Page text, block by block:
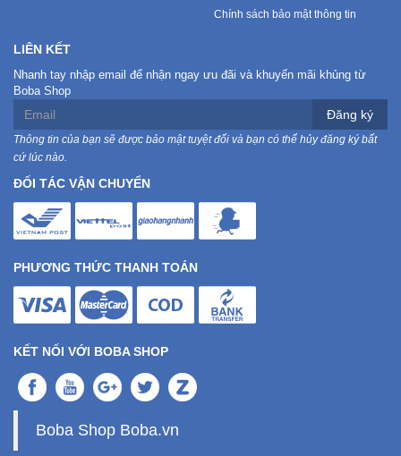
Chính sách bảo mật thông tin
LIÊN KẾT
Nhanh tay nhập email để nhận ngay ưu đãi và khuyến mãi khủng từ
Boba Shop
Đăng ký
Thông tin của bạn sẽ được bảo mật tuyệt đối và bạn có thể hủy đăng ký bất
cứ lúc nào.
ĐỐI TÁC VẬN CHUYỂN
PHƯƠNG THỨC THANH TOÁN
KẾT NỐI VỚI BOBA SHOP
Boba Shop Boba.vn